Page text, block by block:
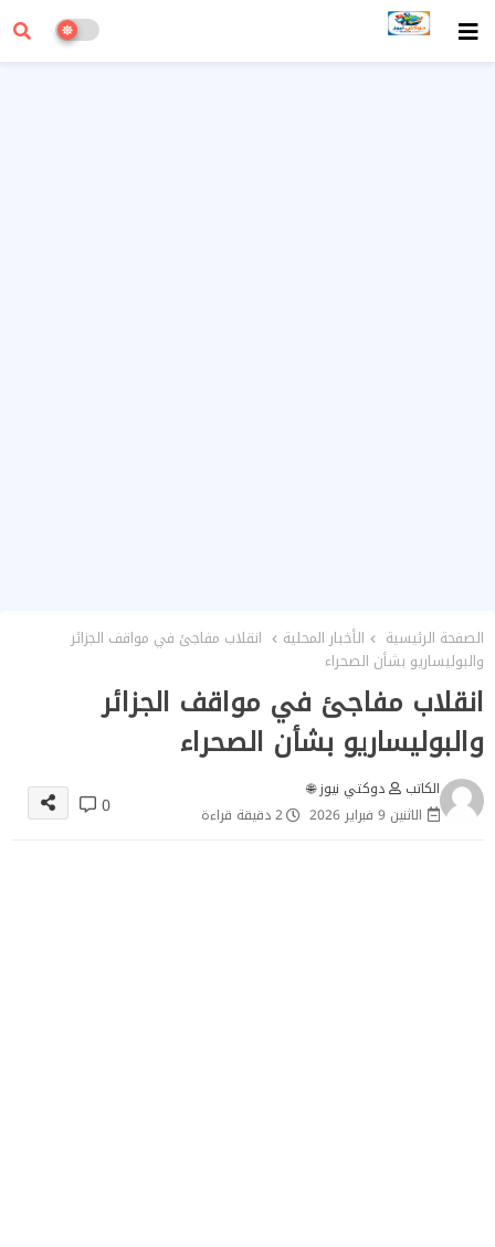
الصفحة الرئيسية الأخبار المحلية
انقلاب مفاجئ في مواقف الجزائر
والبوليساريو بشأن الصحراء
انقلاب مفاجئ في مواقف الجزائر
والبوليساريو بشأن الصحراء
الكاتب
دوكتي نيوز 🌐
الاثنين 9 فبراير 2026
2 دقيقة قراءة 0